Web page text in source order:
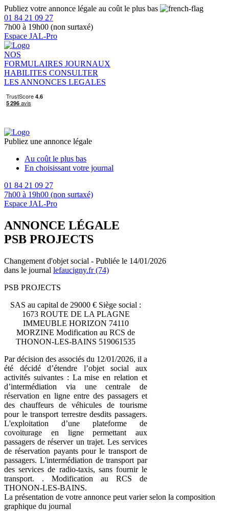
Publiez votre annonce légale au coût le plus bas
01 84 21 09 27
7h00 à 19h00 (non surtaxé)
Espace JAL-Pro
NOS
FORMULAIRES JOURNAUX
HABILITES CONSULTER
LES ANNONCES LEGALES
Publiez une annonce légale
Au coût le plus bas
En choisissant votre journal
01 84 21 09 27
7h00 à 19h00 (non surtaxé)
Espace JAL-Pro
ANNONCE LÉGALE
PSB PROJECTS
Changement d'objet social - Publiée le 14/01/2026
dans le journal lefaucigny.fr (74)
PSB PROJECTS
SAS au capital de 29000 € Siège social :
1673 ROUTE DE LA PLAGNE
IMMEUBLE HORIZON 74110
MORZINE Modification au RCS de
THONON-LES-BAINS 519061535
Par décision des associés du 12/01/2026, il a
été décidé d’étendre l’objet social aux
activités suivantes : La mise en relation et
d’intermédiation via une centrale de
réservation en ligne entre des passagers et
des chauffeurs de véhicules de tourisme
pour le transport terrestre desdits passagers.
L'exploitation d’une plateforme de
covoiturage en ligne permettant aux
passagers de réserver un trajet. Les services
de réservation payants pour le transport de
passagers. L'intermédiation de transport par
des services de radio-taxis, sans fournir le
transport. . Modification au RCS de
THONON-LES-BAINS.
La présentation de votre annonce peut varier selon la composition
graphique du journal